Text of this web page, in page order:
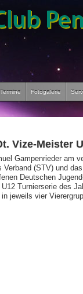
Termine Fotogalerie
Vize-Meister
Gampenrieder am
(STV) und
Deutschen
Turnierserie des
jeweils vier